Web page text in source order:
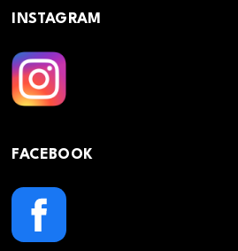
INSTAGRAM
FACEBOOK